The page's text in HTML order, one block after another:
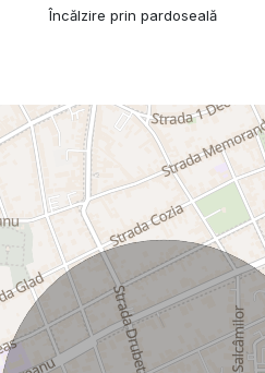
Încălzire prin pardoseală